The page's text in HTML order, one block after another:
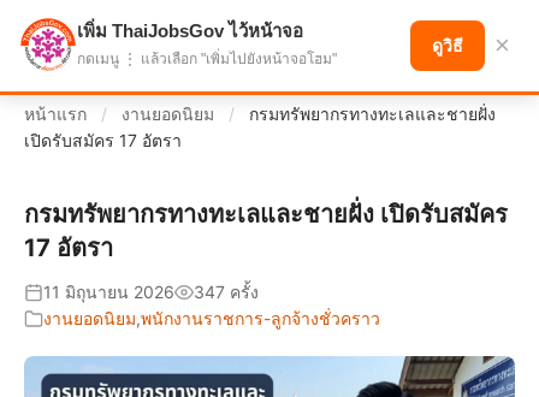
แบ่งปันโอกาส เพื่ออนาคตที่ก้าวหน้า
หน้าแรก / งานยอดนิยม /
กรมทรัพยากรทางทะเลและชายฝั่ง
เปิดรับสมัคร 17 อัตรา
กรมทรัพยากรทางทะเลและชายฝั่ง เปิดรับสมัคร
17 อัตรา
11 มิถุนายน 2026
347 ครั้ง
งานยอดนิยม,พนักงานราชการ-ลูกจ้างชั่วคราว
เพิ่ม ThaiJobsGov ไว้หน้าจอ
กดเมนู ⋮ แล้วเลือก "เพิ่มไปยังหน้าจอโฮม"
ดูวิธี ×